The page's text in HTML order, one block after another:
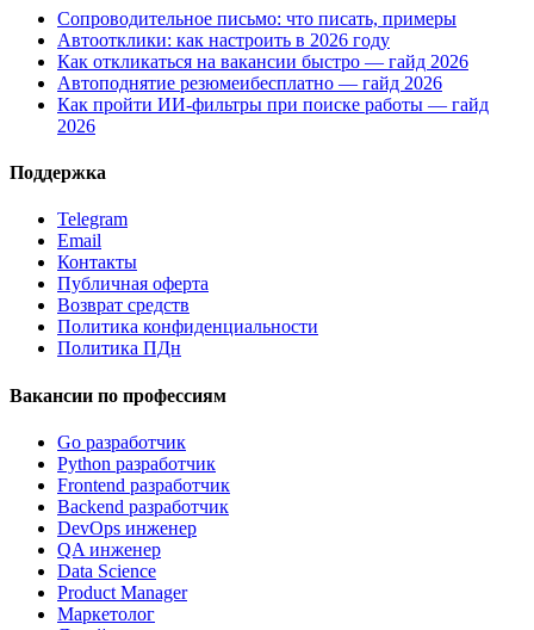
Сопроводительное письмо: что писать, примеры
Автоотклики: как настроить в 2026 году
Как откликаться на вакансии быстро — гайд 2026
Автоподнятие резюмеибесплатно — гайд 2026
Как пройти ИИ-фильтры при поиске работы — гайд
2026
Поддержка
Telegram
Email
Контакты
Публичная оферта
Возврат средств
Политика конфиденциальности
Политика ПДн
Вакансии по профессиям
Go разработчик
Python разработчик
Frontend разработчик
Backend разработчик
DevOps инженер
QA инженер
Data Science
Product Manager
Маркетолог